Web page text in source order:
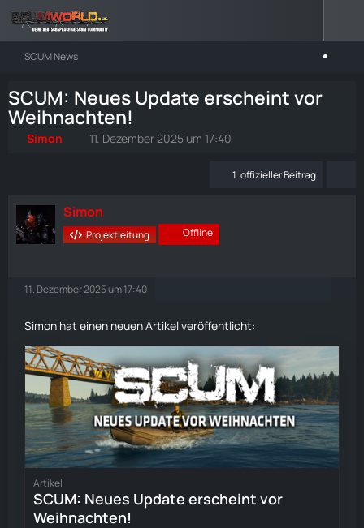
SCUM News
SCUM: Neues Update erscheint vor
Weihnachten!
Simon 11. Dezember 2025 um 17:40
1. offizieller Beitrag
Simon
Projektleitung Offline
11. Dezember 2025 um 17:40
Simon hat einen neuen Artikel veröffentlicht:
Artikel
SCUM: Neues Update erscheint vor
Weihnachten!